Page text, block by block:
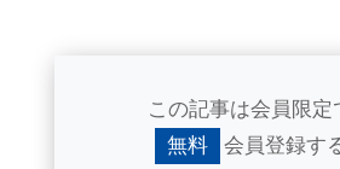
この記事は会員限定
無料
会員登録す